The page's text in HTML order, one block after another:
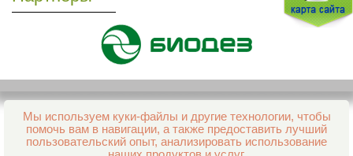
Мы используем куки-файлы и другие технологии, чтобы
помочь вам в навигации, а также предоставить лучший
пользовательский опыт, анализировать использование
Все права защищены и охраняются законом
© 2013–2026 Интернет-аптека Фармация
support@aptekapenza.ru